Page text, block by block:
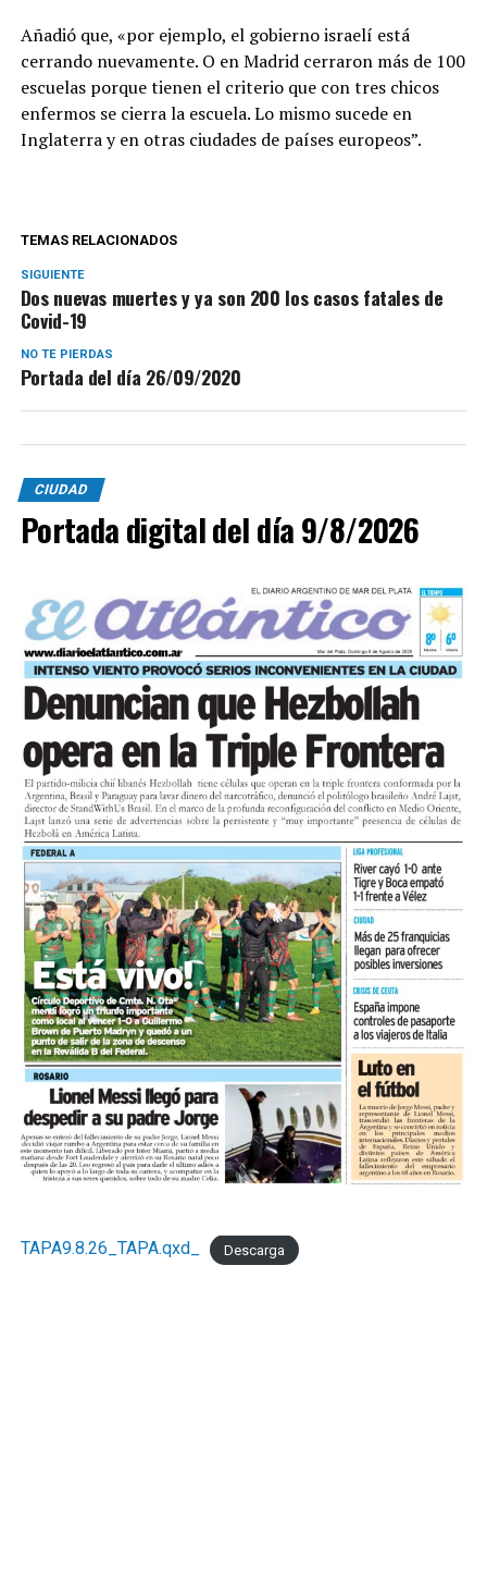
Añadió que, «por ejemplo, el gobierno israelí está
cerrando nuevamente. O en Madrid cerraron más de 100
escuelas porque tienen el criterio que con tres chicos
enfermos se cierra la escuela. Lo mismo sucede en
Inglaterra y en otras ciudades de países europeos”.
TEMAS RELACIONADOS
SIGUIENTE
Dos nuevas muertes y ya son 200 los casos fatales de
Covid-19
NO TE PIERDAS
Portada del día 26/09/2020
CIUDAD
Portada digital del día 9/8/2026
TAPA9.8.26_TAPA.qxd_ Descarga